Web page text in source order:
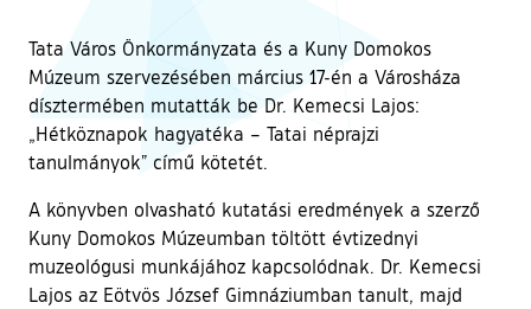
Tata Város Önkormányzata és a Kuny Domokos
Múzeum szervezésében március 17-én a Városháza
dísztermében mutatták be Dr. Kemecsi Lajos:
„Hétköznapok hagyatéka – Tatai néprajzi
tanulmányok” című kötetét.
A könyvben olvasható kutatási eredmények a szerző
Kuny Domokos Múzeumban töltött évtizednyi
muzeológusi munkájához kapcsolódnak. Dr. Kemecsi
Lajos az Eötvös József Gimnáziumban tanult, majd